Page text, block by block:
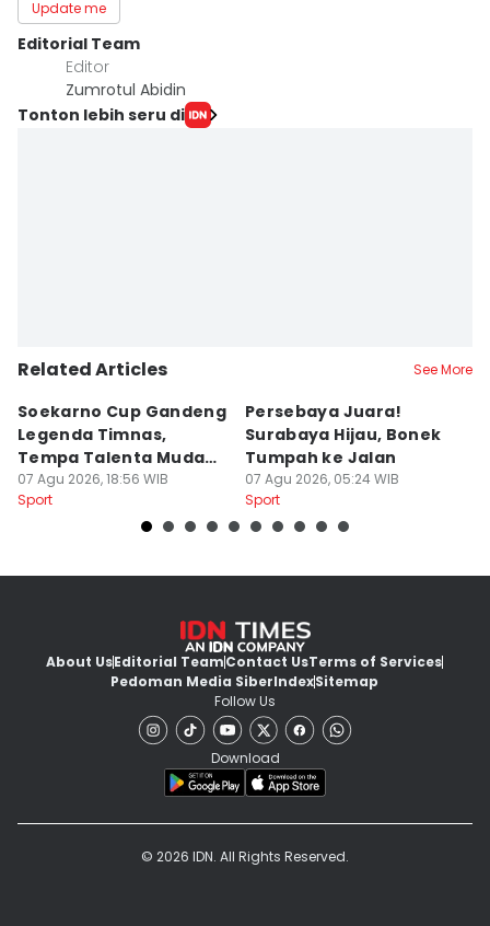
Update me
Editorial Team
Editor
Zumrotul Abidin
Tonton lebih seru di
Related Articles See More
Soekarno Cup Gandeng
Legenda Timnas,
Tempa Talenta Muda
Sepak Bola Indonesia
07 Agu 2026, 18:56 WIB
Sport
Persebaya Juara!
Surabaya Hijau, Bonek
Tumpah ke Jalan
07 Agu 2026, 05:24 WIB
Sport
About UsEditorial TeamContact UsTerms of Services
Pedoman Media SiberIndexSitemap
Follow Us
Download
© 2026 IDN. All Rights Reserved.